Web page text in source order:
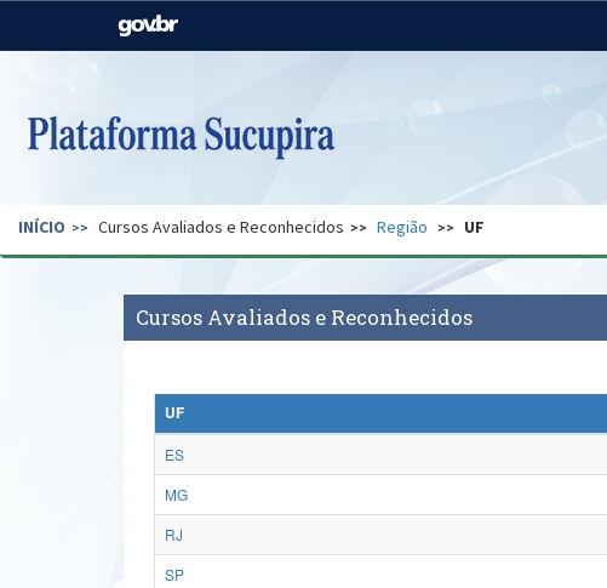
Casa Civil
Pecuária e Abastecimento
Secretaria de Governo Gabinete de Segurança
INÍCIO Cursos Avaliados e Reconhecidos Região UF
Cursos Avaliados e Reconhecidos
UF
ES
MG
RJ
SP